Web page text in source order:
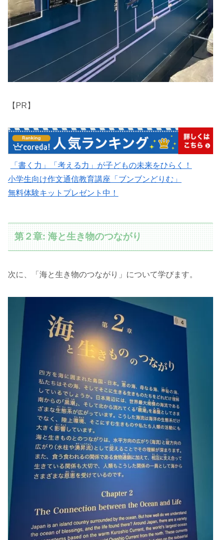
【PR】
「書く力」「考える力」が子どもの未来をひらく！
小学生向け作文通信教育講座「ブンブンどりむ」
無料体験キットプレゼント中！
第２章: 海と生き物のつながり
次に、「海と生き物のつながり」について学びます。